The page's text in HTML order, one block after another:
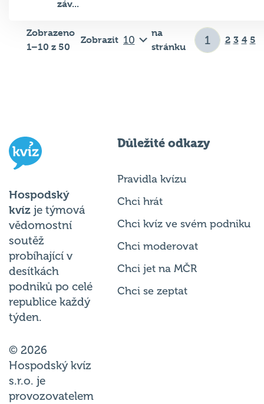
záv...
Zobrazeno
1–10 z 50
Zobrazit
na
stránku
2 3 4 5
Hospodský
kvíz je týmová
vědomostní
soutěž
probíhající v
desítkách
podniků po celé
republice každý
týden.
© 2026
Hospodský kvíz
s.r.o. je
provozovatelem
Důležité odkazy
Pravidla kvízu
Chci hrát
Chci kvíz ve svém podniku
Chci moderovat
Chci jet na MČR
Chci se zeptat